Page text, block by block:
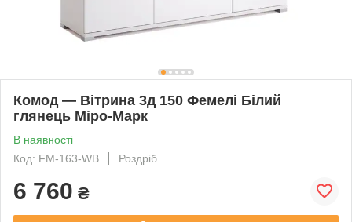
Комод — Вітрина 3д 150 Фемелі Білий
глянець Міро-Марк
В наявності
Код: FM-163-WB
Роздріб
6 760 ₴